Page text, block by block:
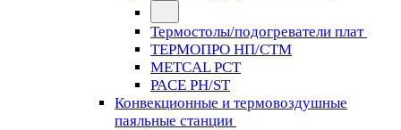
Термостолы/подогреватели плат
ТЕРМОПРО НП/СТМ
METCAL PCT
PACE PH/ST
Конвекционные и термовоздушные
паяльные станции